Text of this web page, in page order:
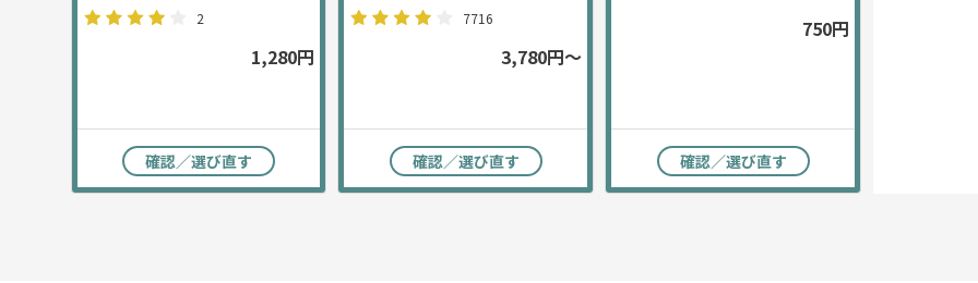
2
1,280円
確認／選び直す
7716
3,780円～
確認／選び直す
750円
確認／選び直す